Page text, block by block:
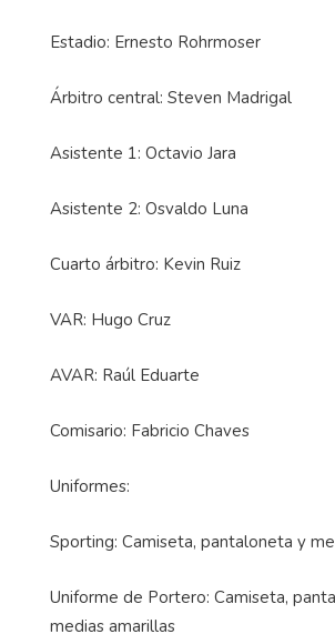
Estadio: Ernesto Rohrmoser
Árbitro central: Steven Madrigal
Asistente 1: Octavio Jara
Asistente 2: Osvaldo Luna
Cuarto árbitro: Kevin Ruiz
VAR: Hugo Cruz
AVAR: Raúl Eduarte
Comisario: Fabricio Chaves
Uniformes:
Sporting: Camiseta, pantaloneta y
Uniforme de Portero: Camiseta,
medias amarillas